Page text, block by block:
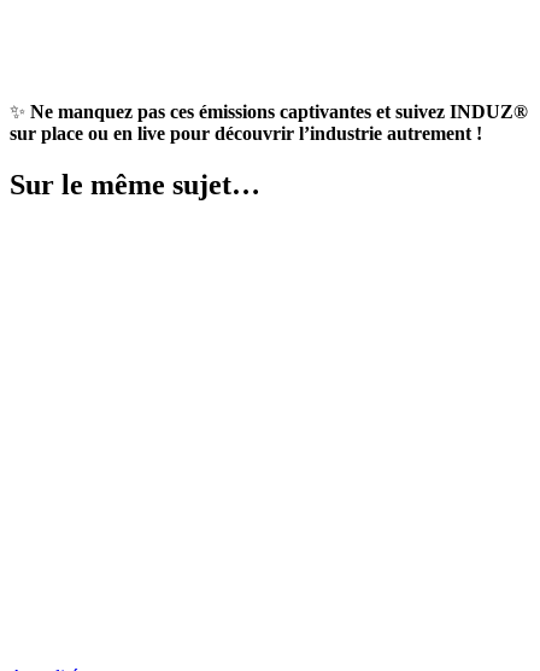
✨ Ne manquez pas ces émissions captivantes et suivez INDUZ®
sur place ou en live pour découvrir l’industrie autrement !
Sur le même sujet…